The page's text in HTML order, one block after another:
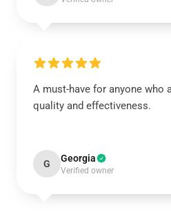
A must-have for anyone who
quality and effectiveness.
G Georgia
Verified owner